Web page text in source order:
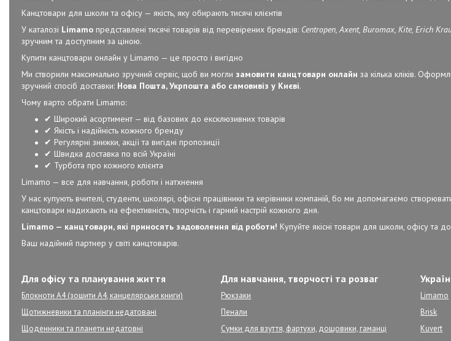
Канцтовари для школи та офісу — якість, яку обирають тисячі клієнтів
У каталозі Limamo представлені тисячі товарів від перевірених брендів: Centropen, Axent, Buromax, Kite, Erich
зручним та доступним за ціною.
Купити канцтовари онлайн у Limamo — це просто і вигідно
Ми створили максимально зручний сервіс, щоб ви могли замовити канцтовари онлайн за кілька кліків.
зручний спосіб доставки: Нова Пошта, Укрпошта або самовивіз у Києві.
Чому варто обрати Limamo:
✔ Широкий асортимент — від базових до ексклюзивних товарів
✔ Якість і надійність кожного бренду
✔ Регулярні знижки, акції та вигідні пропозиції
✔ Швидка доставка по всій Україні
✔ Турбота про кожного клієнта
Limamo — все для навчання, роботи і натхнення
У нас купують вчителі, студенти, школярі, офісні працівники та керівники компаній, бо ми допомагаємо
канцтовари надихають на ефективність, творчість і гарний настрій кожного дня.
Limamo — канцтовари, які приносять задоволення від роботи! Купуйте якісні товари для школи, офісу та
Ваш надійний партнер у світі канцтоварів.
Для офісу та планування життя
Блокноти А4 (зошити А4, канцелярськи книги)
Щотижневики та планінги недатовані
Щоденники та планети недатовні
Для навчання, творчості та розваг
Рюкзаки
Пенали
Сумки для взуття, фартухи, дощовики, гаманці
Limamo
Brisk
Kuvert